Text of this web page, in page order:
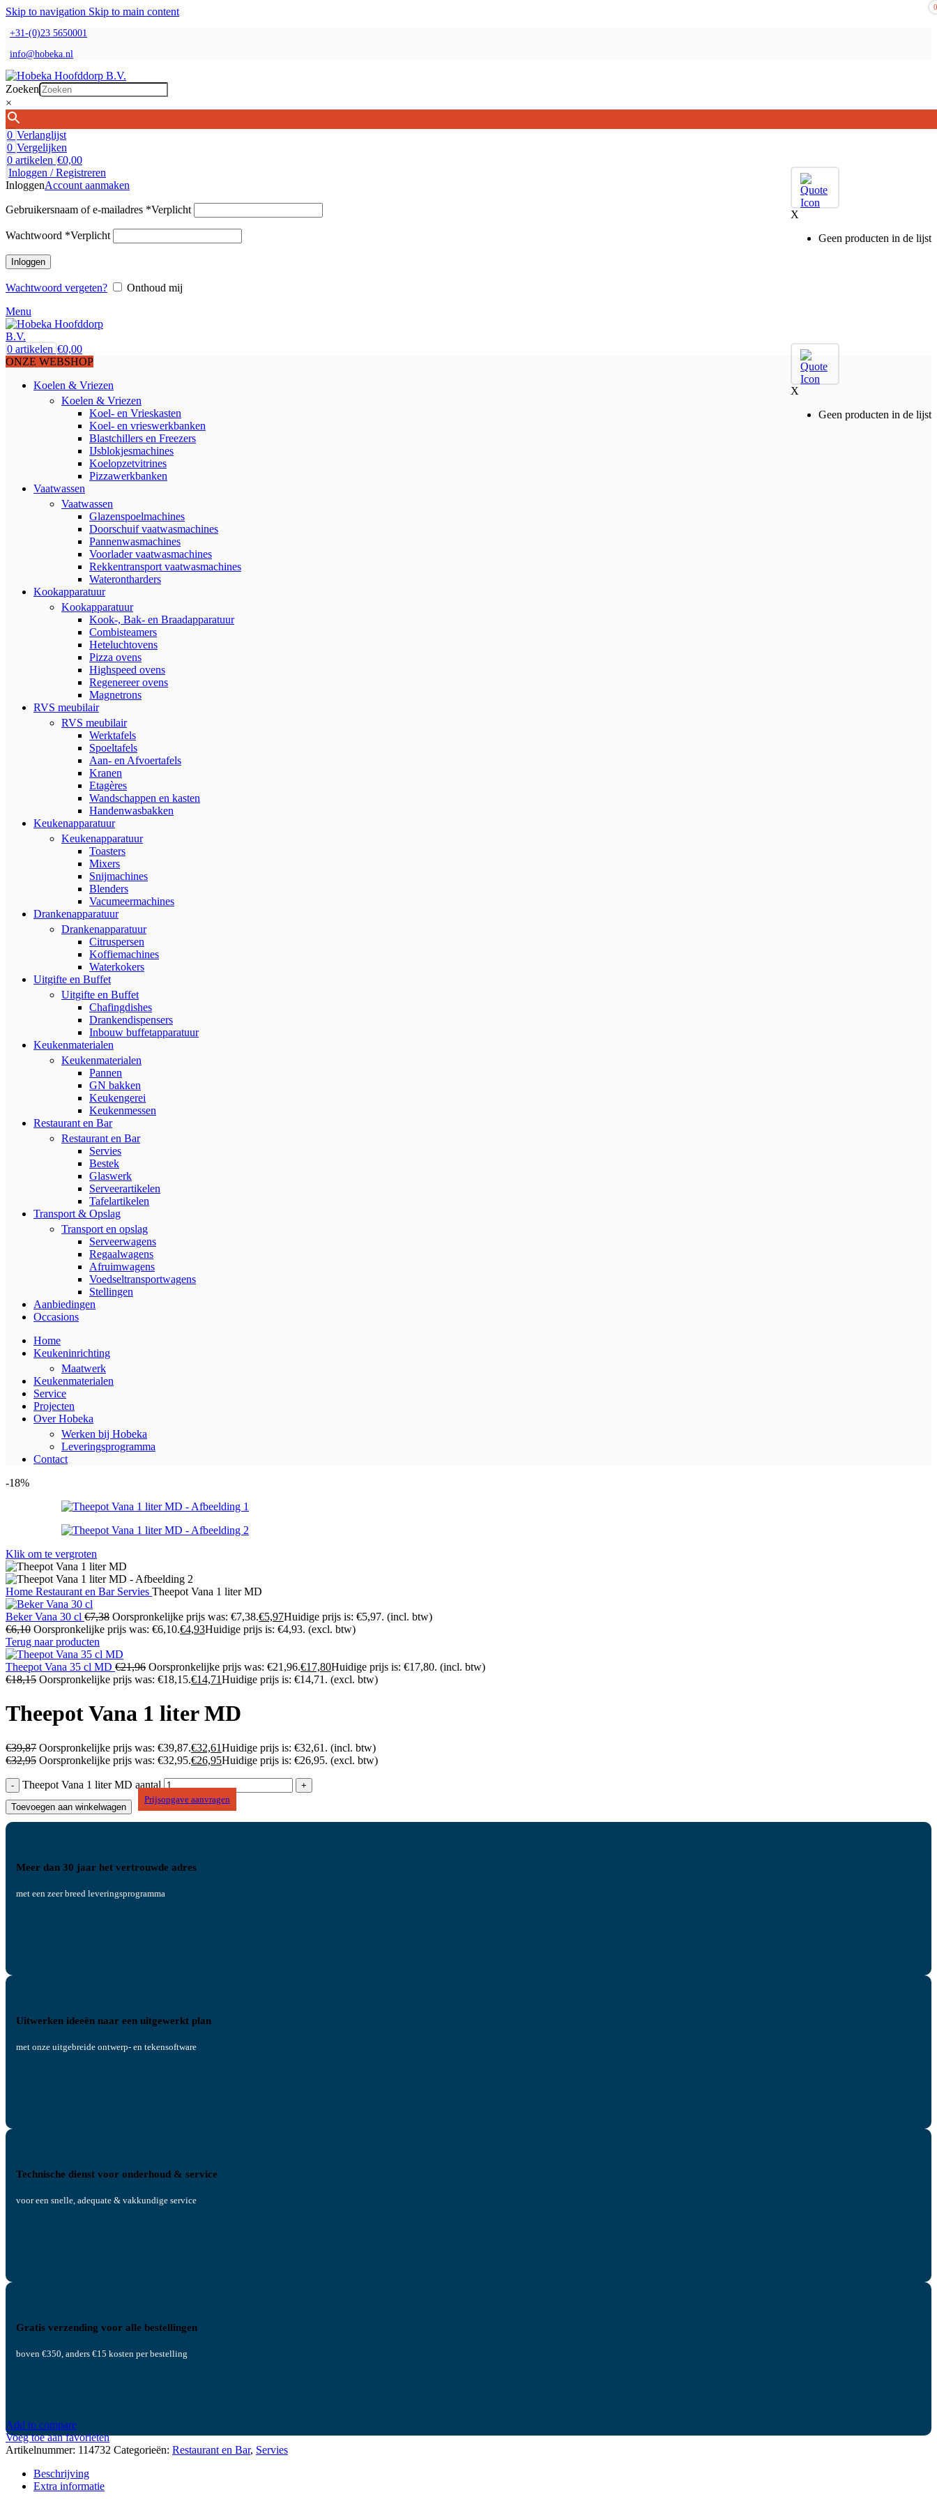
Skip to navigation Skip to main content
+31-(0)23 5650001
info@hobeka.nl
Zoeken
×
0 Verlanglijst
0 Vergelijken
0 artikelen €0,00
0
X
Geen producten in de lijst
Inloggen / Registreren
InloggenAccount aanmaken
Gebruikersnaam of e-mailadres *Verplicht
Wachtwoord *Verplicht
Inloggen
Wachtwoord vergeten?
Onthoud mij
Menu
0
X
Geen producten in de lijst
0 artikelen €0,00
ONZE WEBSHOP
Koelen & Vriezen
Koelen & Vriezen
Koel- en Vrieskasten
Koel- en vrieswerkbanken
Blastchillers en Freezers
IJsblokjesmachines
Koelopzetvitrines
Pizzawerkbanken
Vaatwassen
Vaatwassen
Glazenspoelmachines
Doorschuif vaatwasmachines
Pannenwasmachines
Voorlader vaatwasmachines
Rekkentransport vaatwasmachines
Waterontharders
Kookapparatuur
Kookapparatuur
Kook-, Bak- en Braadapparatuur
Combisteamers
Heteluchtovens
Pizza ovens
Highspeed ovens
Regenereer ovens
Magnetrons
RVS meubilair
RVS meubilair
Werktafels
Spoeltafels
Aan- en Afvoertafels
Kranen
Etagères
Wandschappen en kasten
Handenwasbakken
Keukenapparatuur
Keukenapparatuur
Toasters
Mixers
Snijmachines
Blenders
Vacumeermachines
Drankenapparatuur
Drankenapparatuur
Citruspersen
Koffiemachines
Waterkokers
Uitgifte en Buffet
Uitgifte en Buffet
Chafingdishes
Drankendispensers
Inbouw buffetapparatuur
Keukenmaterialen
Keukenmaterialen
Pannen
GN bakken
Keukengerei
Keukenmessen
Restaurant en Bar
Restaurant en Bar
Servies
Bestek
Glaswerk
Serveerartikelen
Tafelartikelen
Transport & Opslag
Transport en opslag
Serveerwagens
Regaalwagens
Afruimwagens
Voedseltransportwagens
Stellingen
Aanbiedingen
Occasions
Home
Keukeninrichting
Maatwerk
Keukenmaterialen
Service
Projecten
Over Hobeka
Werken bij Hobeka
Leveringsprogramma
Contact
-18%
Klik om te vergroten
Home Restaurant en Bar Servies Theepot Vana 1 liter MD
Beker Vana 30 cl €7,38 Oorspronkelijke prijs was: €7,38.€5,97Huidige prijs is: €5,97. (incl. btw)
€6,10 Oorspronkelijke prijs was: €6,10.€4,93Huidige prijs is: €4,93. (excl. btw)
Terug naar producten
Theepot Vana 35 cl MD €21,96 Oorspronkelijke prijs was: €21,96.€17,80Huidige prijs is: €17,80. (incl. btw)
€18,15 Oorspronkelijke prijs was: €18,15.€14,71Huidige prijs is: €14,71. (excl. btw)
Theepot Vana 1 liter MD
€39,87 Oorspronkelijke prijs was: €39,87.€32,61Huidige prijs is: €32,61. (incl. btw)
€32,95 Oorspronkelijke prijs was: €32,95.€26,95Huidige prijs is: €26,95. (excl. btw)
Theepot Vana 1 liter MD aantal
Toevoegen aan winkelwagen
Prijsopgave aanvragen
Meer dan 30 jaar het vertrouwde adres
met een zeer breed leveringsprogramma
Uitwerken ideeën naar een uitgewerkt plan
met onze uitgebreide ontwerp- en tekensoftware
Technische dienst voor onderhoud & service
voor een snelle, adequate & vakkundige service
Gratis verzending voor alle bestellingen
boven €350, anders €15 kosten per bestelling
Add to compare
Voeg toe aan favorieten
Artikelnummer: 114732 Categorieën: Restaurant en Bar, Servies
Beschrijving
Extra informatie